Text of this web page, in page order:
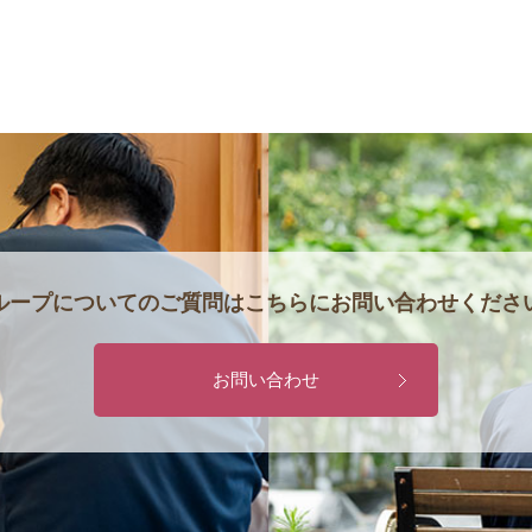
ープについてのご質問はこちらにお問い合わせくださ
お問い合わせ